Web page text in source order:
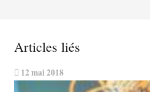
Articles liés
12 mai 2018